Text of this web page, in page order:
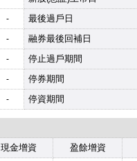
- 最後過戶日
- 融券最後回補日
- 停止過戶期間
- 停券期間
- 停資期間
現金增資 盈餘增資